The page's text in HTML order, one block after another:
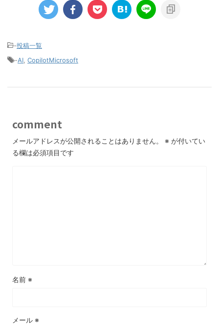
-投稿一覧
-AI, CopilotMicrosoft
comment
メールアドレスが公開されることはありません。 ※ が付いてい
る欄は必須項目です
名前 ※
メール ※